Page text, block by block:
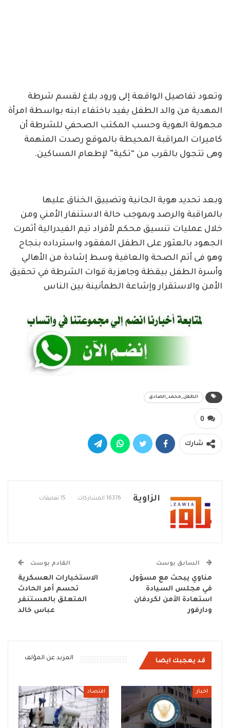
وتعود تفاصيل الواقعة إلى ورود بلاغ لقسم شرطة
المهدية من والد الطفل يفيد باختفاء ابنه بواسطة امرأة
مجهولة الهوية وحسب المكتب الصحفي للشرطة أن
كاميرات المراقبة المحيطة بالموقع رصدت المتهمة
وهى تتجول بالقرب من “تكية” لإطعام المساكين.
وبعد تحديد هوية الجانية وتضييق الخناق عليها
بالمراقبة والرصد وبموجب حالة الاستنفار الأمني ومن
خلال عمليات تنسيق محكم لأفراد تيم الفيدرالية أثمرت
الجهود بالعثور على الطفل المفقود واسترداده بنجاح
وهو فى أتم الصحة والعافية وسط إشادة من الأهالي
وأسرة الطفل بيقظة وجاهزية قوات الشرطة في تحقيق
الأمن والاستقرار وإشاعة الطمأنينة بين الناس
الطفل_محمد_الصادق
0
شارك
الزاوية 16376 المشاركات 15 تعليقات
السابق بوست
مناوي يبحث مع مسؤول
في مجلس السيادة
استعادة الأمن لكردفان
ودارفور
القادم بوست
الاستخبارات العسكرية
تحسم أمر الحادث
المتعلق بالمستنفر
عباس خالد
قد يعجبك ايضا المزيد عن المؤلف
اخبار اقتصاد